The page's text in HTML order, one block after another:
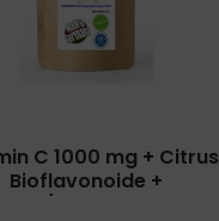
C 1000 mg + Citrus
Bioflavonoide +
Hagebutte - 270